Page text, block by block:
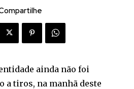
ainda não foi
a tiros, na manhã deste